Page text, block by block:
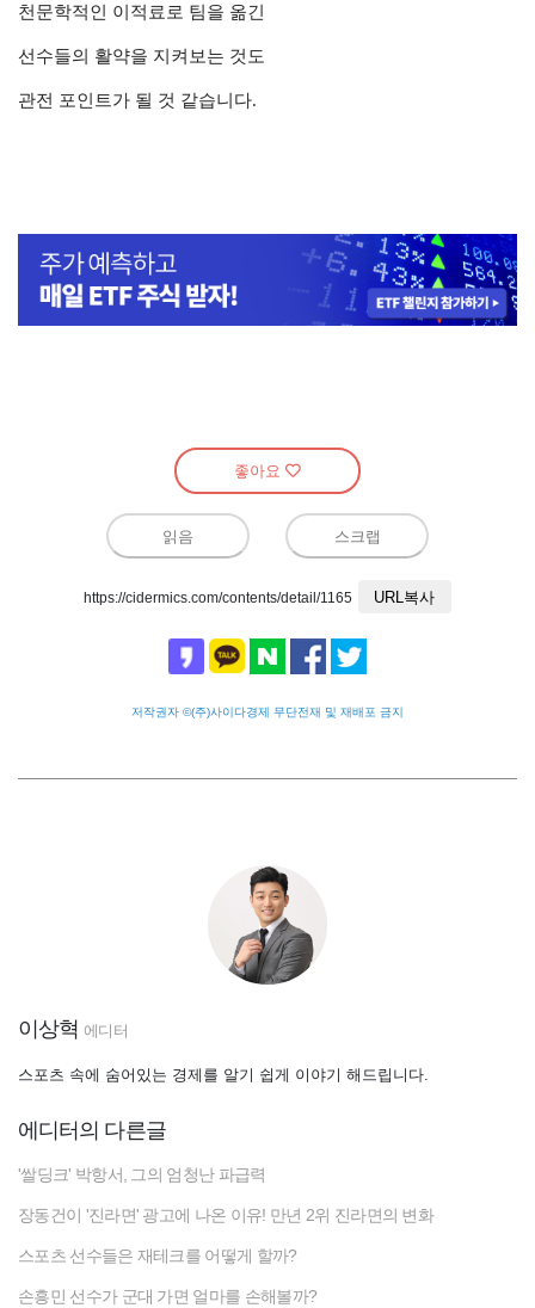
천문학적인 이적료로 팀을 옮긴
선수들의 활약을 지켜보는 것도
관전 포인트가 될 것 같습니다.
좋아요
읽음 스크랩
https://cidermics.com/contents/detail/1165 URL복사
저작권자 ©(주)사이다경제 무단전재 및 재배포 금지
이상혁 에디터
스포츠 속에 숨어있는 경제를 알기 쉽게 이야기 해드립니다.
에디터의 다른글
'쌀딩크' 박항서, 그의 엄청난 파급력
장동건이 '진라면' 광고에 나온 이유! 만년 2위 진라면의 변화
스포츠 선수들은 재테크를 어떻게 할까?
손흥민 선수가 군대 가면 얼마를 손해볼까?